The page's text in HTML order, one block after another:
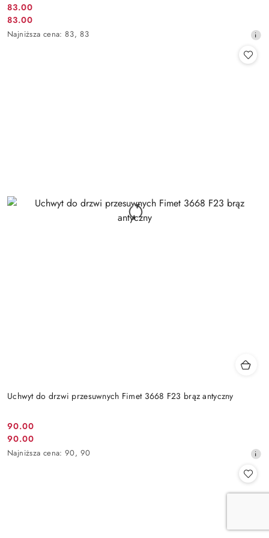
Cena
promocyjna:
83.00
Cena
promocyjna:
83.00
Najniższa
Najniższa cena: 83, 83
Uchwyt do drzwi przesuwnych Fimet 3668 F23 brąz antyczny
Cena
promocyjna:
90.00
Cena
promocyjna:
90.00
Najniższa
Najniższa cena: 90, 90